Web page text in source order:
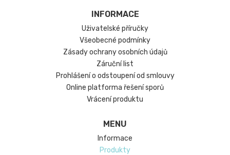
INFORMACE
Uživatelské příručky
Všeobecné podmínky
Zásady ochrany osobních údajů
Záruční list
Prohlášení o odstoupení od smlouvy
Online platforma řešení sporů
Vrácení produktu
MENU
Informace
Produkty